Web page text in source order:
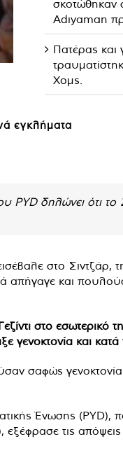
Adıyaman
Πατέρας και
Χομς.
εγκλήματα
PYD δηλώνει ότι
στο Σιντζάρ,
απήγαγε και
στο εσωτερικό
και κατά
σαφώς
Ένωσης (PYD),
τις